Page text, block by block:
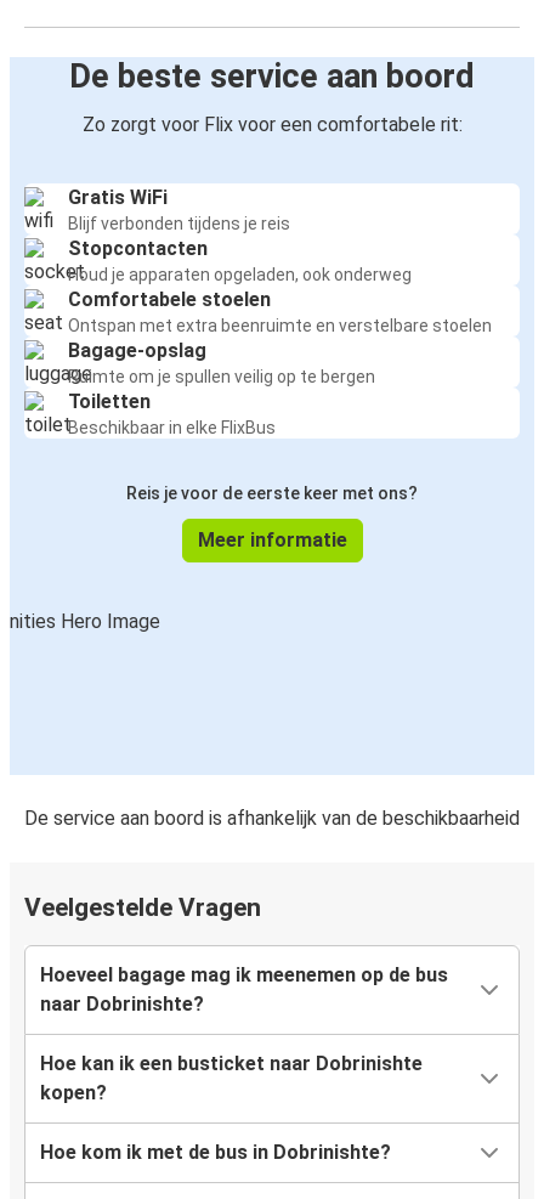
De beste service aan boord
Zo zorgt voor Flix voor een comfortabele rit:
Gratis WiFi
Blijf verbonden tijdens je reis
Stopcontacten
Houd je apparaten opgeladen, ook onderweg
Comfortabele stoelen
Ontspan met extra beenruimte en verstelbare stoelen
Bagage-opslag
Ruimte om je spullen veilig op te bergen
Toiletten
Beschikbaar in elke FlixBus
Reis je voor de eerste keer met ons?
Meer informatie
De service aan boord is afhankelijk van de beschikbaarheid
Veelgestelde Vragen
Hoeveel bagage mag ik meenemen op de bus
naar Dobrinishte?
Hoe kan ik een busticket naar Dobrinishte
kopen?
Hoe kom ik met de bus in Dobrinishte?